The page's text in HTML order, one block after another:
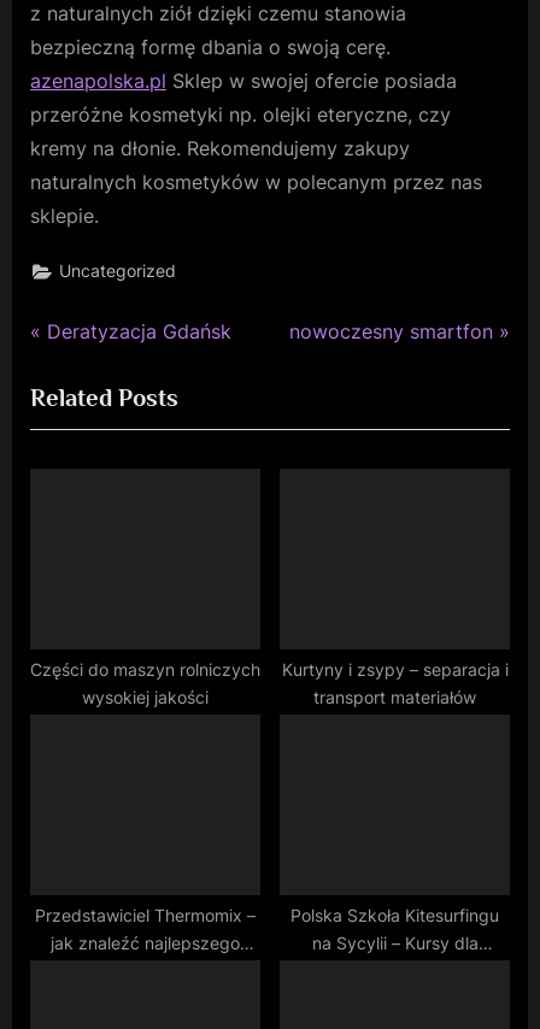
z naturalnych ziół dzięki czemu stanowia
bezpieczną formę dbania o swoją cerę.
azenapolska.pl Sklep w swojej ofercie posiada
przeróżne kosmetyki np. olejki eteryczne, czy
kremy na dłonie. Rekomendujemy zakupy
naturalnych kosmetyków w polecanym przez nas
sklepie.
Uncategorized
Nawigacja
wpisu
P
e
v
i
s
Deratyzacja Gdańsk
N
t
P
nowoczesny smartfon
Related Posts
Części do maszyn rolniczych
wysokiej jakości
Kurtyny i zsypy – separacja i
transport materiałów
Przedstawiciel Thermomix –
jak znaleźć najlepszego
Polska Szkoła Kitesurfingu
na Sycylii – Kursy dla